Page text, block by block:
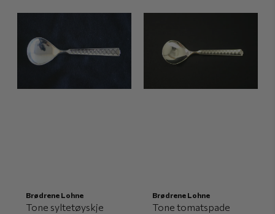
Brødrene Lohne
Tone syltetøyskje
Brødrene Lohne
Tone tomatspade